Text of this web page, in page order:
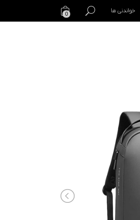
خواندنی ها 0